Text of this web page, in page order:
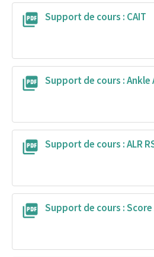
Support de cours : CAIT
Support de cours : Ankle
Support de cours : ALR
Support de cours : Score